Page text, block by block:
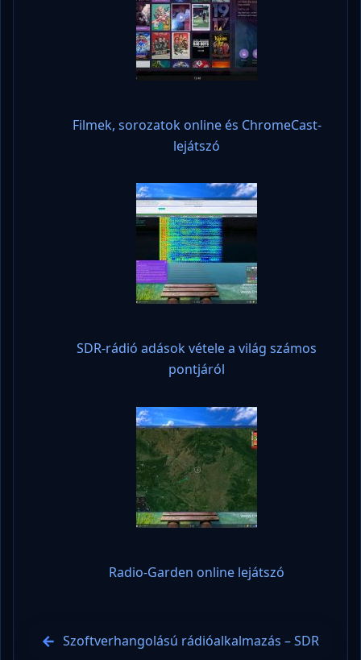
Filmek, sorozatok online és ChromeCast-
lejátszó
SDR-rádió adások vétele a világ számos
pontjáról
Radio-Garden online lejátszó
Szoftverhangolású rádióalkalmazás – SDR